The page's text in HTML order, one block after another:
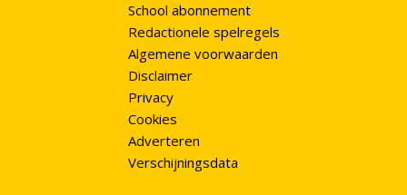
School abonnement
Redactionele spelregels
Algemene voorwaarden
Disclaimer
Privacy
Cookies
Adverteren
Verschijningsdata